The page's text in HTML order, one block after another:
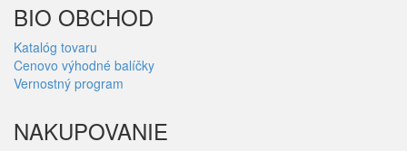
BIO OBCHOD
Katalóg tovaru
Cenovo výhodné balíčky
Vernostný program
NAKUPOVANIE